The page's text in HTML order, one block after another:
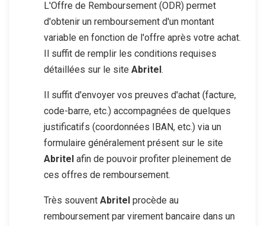
L'Offre de Remboursement (ODR) permet
d'obtenir un remboursement d'un montant
variable en fonction de l'offre après votre achat.
Il suffit de remplir les conditions requises
détaillées sur le site Abritel.
Il suffit d'envoyer vos preuves d'achat (facture,
code-barre, etc.) accompagnées de quelques
justificatifs (coordonnées IBAN, etc.) via un
formulaire généralement présent sur le site
Abritel afin de pouvoir profiter pleinement de
ces offres de remboursement.
Très souvent Abritel procède au
remboursement par virement bancaire dans un